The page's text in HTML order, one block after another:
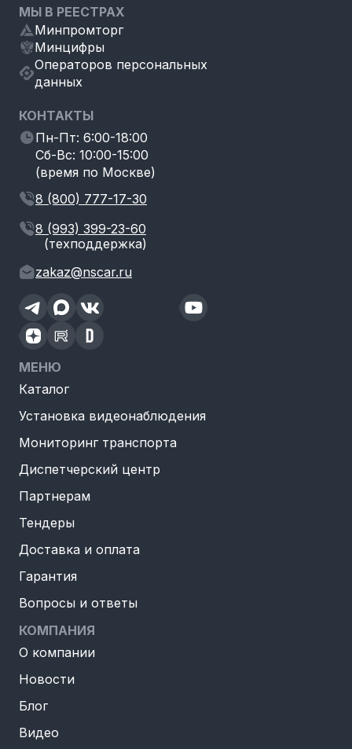
МЫ В РЕЕСТРАХ
Минпромторг
Минцифры
Операторов персональных
данных
КОНТАКТЫ
Пн-Пт: 6:00-18:00
Сб-Вс: 10:00-15:00
(время по Москве)
8 (800) 777-17-30
8 (993) 399-23-60
(техподдержка)
zakaz@nscar.ru
МЕНЮ
Каталог
Установка видеонаблюдения
Мониторинг транспорта
Диспетчерский центр
Партнерам
Тендеры
Доставка и оплата
Гарантия
Вопросы и ответы
КОМПАНИЯ
О компании
Новости
Блог
Видео